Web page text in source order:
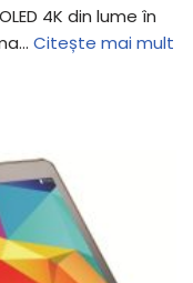
4K din lume în
Citește mai mult